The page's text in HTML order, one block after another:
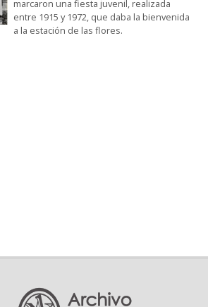
marcaron una fiesta juvenil, realizada
entre 1915 y 1972, que daba la bienvenida
a la estación de las flores.